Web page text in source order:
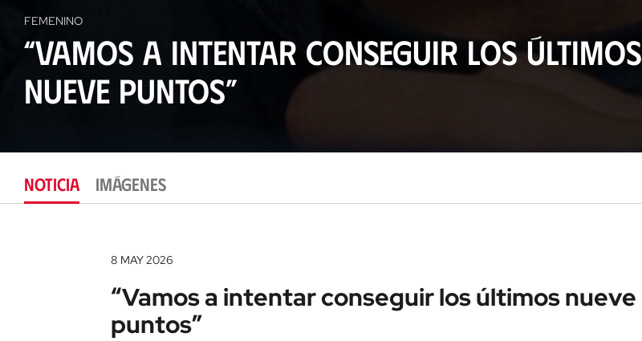
FEMENINO
“Vamos a intentar conseguir los últimos
nueve puntos”
NOTICIA IMÁGENES
8 MAY 2026
“Vamos a intentar conseguir los últimos nueve
puntos”